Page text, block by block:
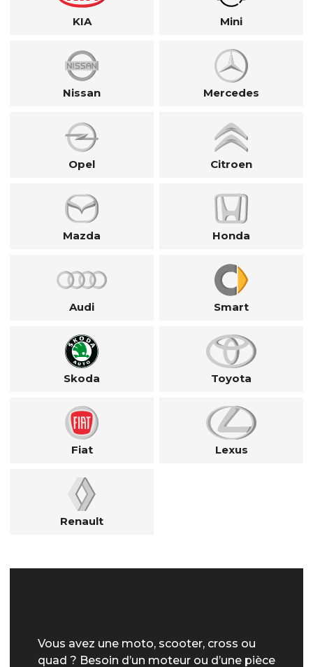
KIA Mini
Nissan Mercedes
Opel Citroen
Mazda Honda
Audi Smart
Skoda Toyota
Fiat Lexus
Renault
Vous avez une moto, scooter, cross ou
quad ? Besoin d’un moteur ou d’une pièce